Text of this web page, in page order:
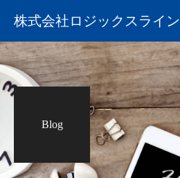
株式会社ロジックスライン
Blog